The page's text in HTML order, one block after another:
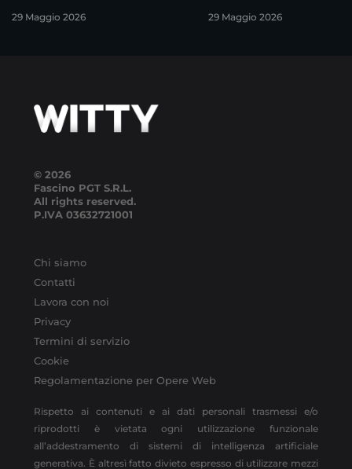
29 Maggio 2026 29 Maggio 2026
© 2026
Fascino PGT S.R.L.
All rights reserved.
P.IVA 03632721001
Chi siamo
Contatti
Lavora con noi
Privacy
Termini di servizio
Cookie
Regolamentazione per Opere Web
Rispetto ai contenuti e ai dati personali trasmessi e/o
riprodotti è vietata ogni utilizzazione funzionale
all’addestramento di sistemi di intelligenza artificiale
generativa. È altresì fatto divieto espresso di utilizzare mezzi